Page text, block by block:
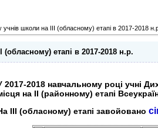
учнів школи на ІІІ (обласному) етапі в 2017-2018
(обласному) етапі в 2017-2018 н.р.
2017-2018 навчальному році учні
на ІІ (районному) етапі
ІІІ (обласному) етапі завойовано